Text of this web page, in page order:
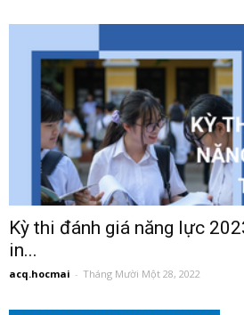
Kỳ thi đánh giá năng lực
in...
acq.hocmai - Tháng Mười Một 28, 2022